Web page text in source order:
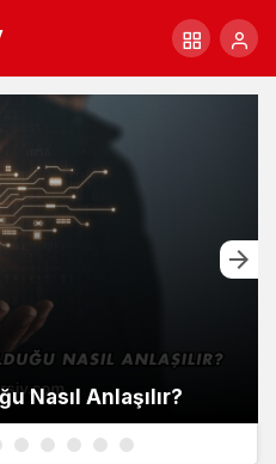
Nasıl Anlaşılır?